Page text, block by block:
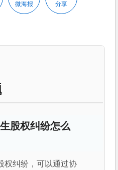
微海报 分享
股权纠纷怎么
权纠纷，可以通过协